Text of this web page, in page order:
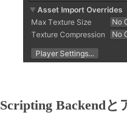
Scripting Backend